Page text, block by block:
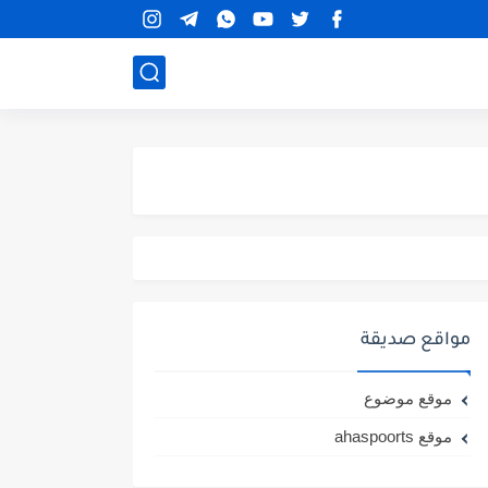
مواقع صديقة
موقع موضوع
موقع ahaspoorts